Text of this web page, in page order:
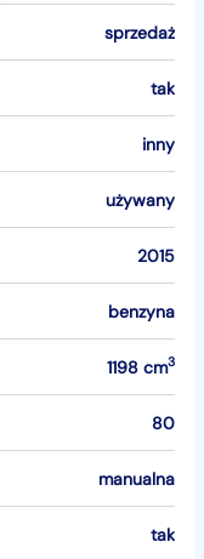
sprzedaż
tak
inny
używany
2015
benzyna
1198 cm3
80
manualna
tak